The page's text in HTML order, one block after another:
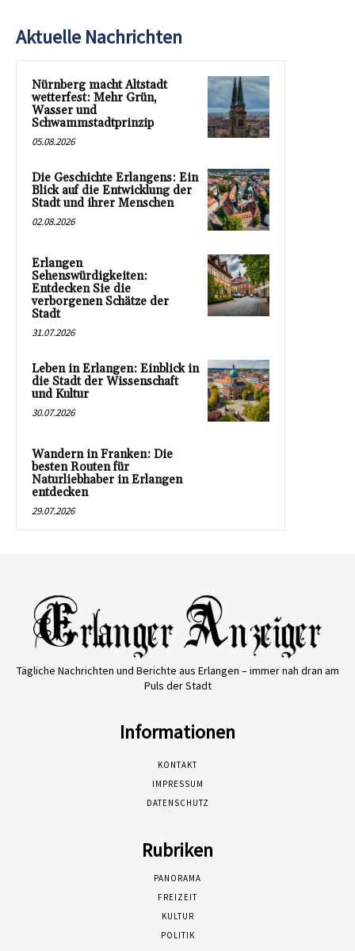
Aktuelle Nachrichten
Nürnberg macht Altstadt
wetterfest: Mehr Grün,
Wasser und
Schwammstadtprinzip
05.08.2026
Die Geschichte Erlangens: Ein
Blick auf die Entwicklung der
Stadt und ihrer Menschen
02.08.2026
Erlangen
Sehenswürdigkeiten:
Entdecken Sie die
verborgenen Schätze der
Stadt
31.07.2026
Leben in Erlangen: Einblick in
die Stadt der Wissenschaft
und Kultur
30.07.2026
Wandern in Franken: Die
besten Routen für
Naturliebhaber in Erlangen
entdecken
29.07.2026
Tägliche Nachrichten und Berichte aus Erlangen – immer nah dran am
Puls der Stadt
Informationen
KONTAKT
IMPRESSUM
DATENSCHUTZ
Rubriken
PANORAMA
FREIZEIT
KULTUR
POLITIK